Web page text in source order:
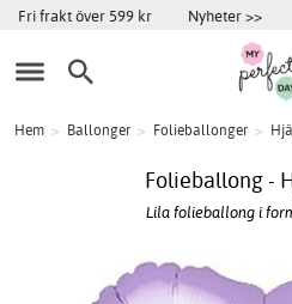
Fri frakt över 599 kr Nyheter >>
Hem > Ballonger > Folieballonger >
Folieballong -
Lila folieballong i